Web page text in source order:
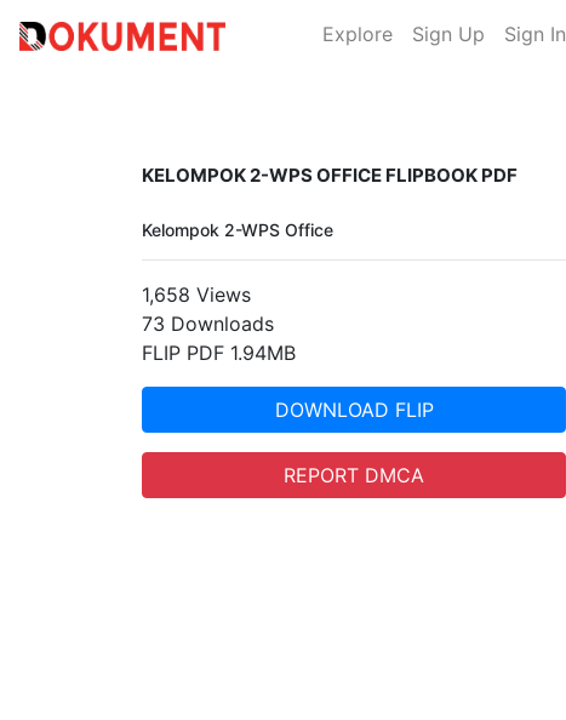
Explore Sign Up Sign In
KELOMPOK 2-WPS OFFICE FLIPBOOK PDF
Kelompok 2-WPS Office
1,658 Views
73 Downloads
FLIP PDF 1.94MB
DOWNLOAD FLIP
REPORT DMCA